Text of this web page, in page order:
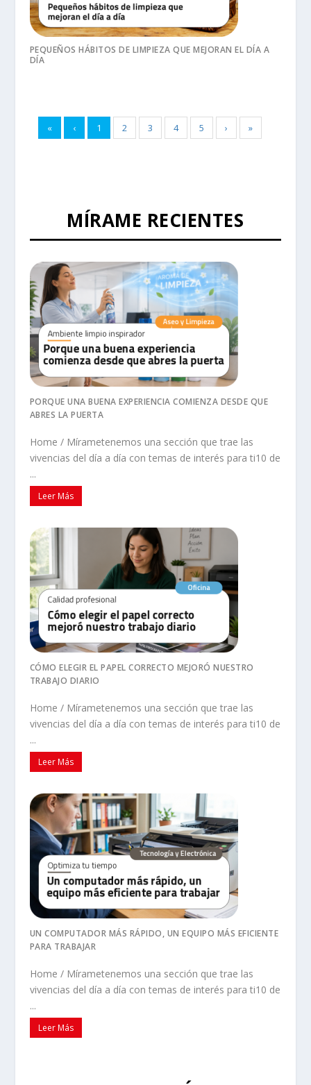
PEQUEÑOS HÁBITOS DE LIMPIEZA QUE MEJORAN EL DÍA A
DÍA
« ‹ 1 2 3 4 5 › »
MÍRAME RECIENTES
PORQUE UNA BUENA EXPERIENCIA COMIENZA DESDE QUE
ABRES LA PUERTA
Home / Mírametenemos una sección que trae las
vivencias del día a día con temas de interés para ti10 de
...
Leer Más
CÓMO ELEGIR EL PAPEL CORRECTO MEJORÓ NUESTRO
TRABAJO DIARIO
Home / Mírametenemos una sección que trae las
vivencias del día a día con temas de interés para ti10 de
...
Leer Más
UN COMPUTADOR MÁS RÁPIDO, UN EQUIPO MÁS EFICIENTE
PARA TRABAJAR
Home / Mírametenemos una sección que trae las
vivencias del día a día con temas de interés para ti10 de
...
Leer Más